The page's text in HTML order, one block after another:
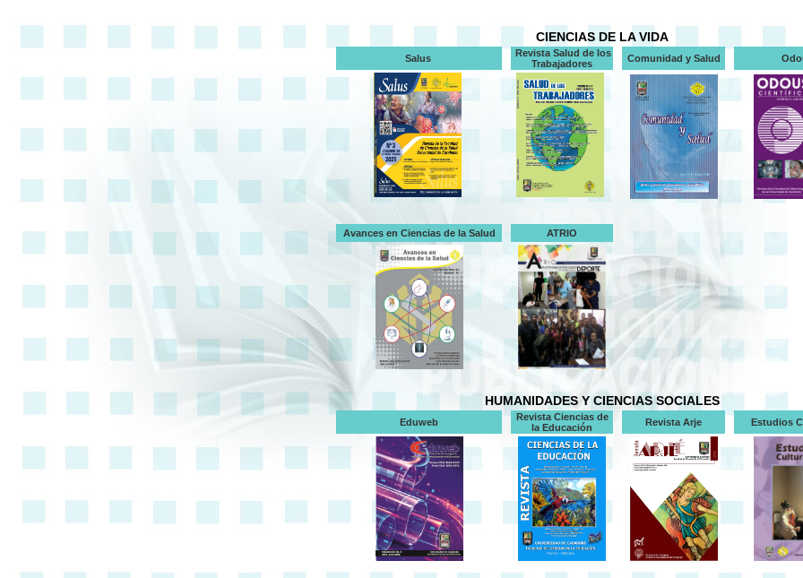
CIENCIAS DE LA VIDA
Salus
Revista Salud de los
Trabajadores
Comunidad y Salud
Avances en Ciencias de la Salud ATRIO
HUMANIDADES Y CIENCIAS SOCIALES
Eduweb
Revista Ciencias de
la Educación
Revista Arje Estudios